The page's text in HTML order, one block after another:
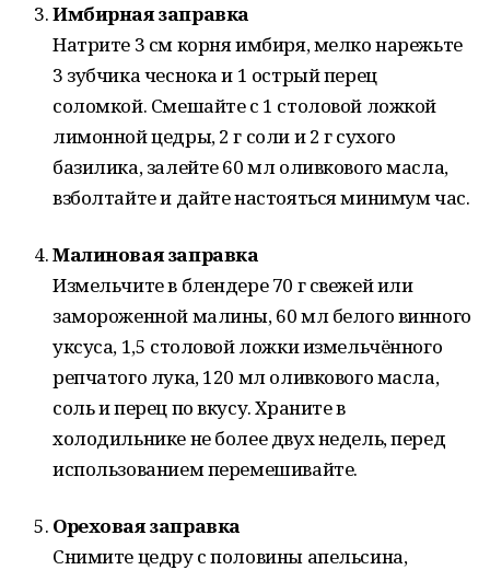
Имбирная заправка
Натрите 3 см корня имбиря, мелко нарежьте
3 зубчика чеснока и 1 острый перец
соломкой. Смешайте с 1 столовой ложкой
лимонной цедры, 2 г соли и 2 г сухого
базилика, залейте 60 мл оливкового масла,
взболтайте и дайте настояться минимум час.
Малиновая заправка
Измельчите в блендере 70 г свежей или
замороженной малины, 60 мл белого винного
уксуса, 1,5 столовой ложки измельчённого
репчатого лука, 120 мл оливкового масла,
соль и перец по вкусу. Храните в
холодильнике не более двух недель, перед
использованием перемешивайте.
Ореховая заправка
Снимите цедру с половины апельсина,